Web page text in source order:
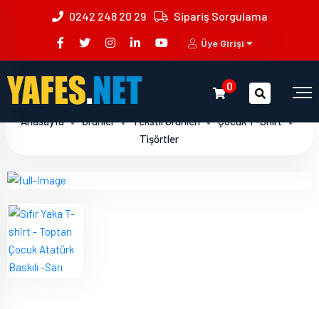
0242 248 20 29 Sipariş Sorgulama
Üye Girişi
0
Anasayfa Ürünler Tekstil Ürünleri
Çocuk T-Shirt
Tişörtler